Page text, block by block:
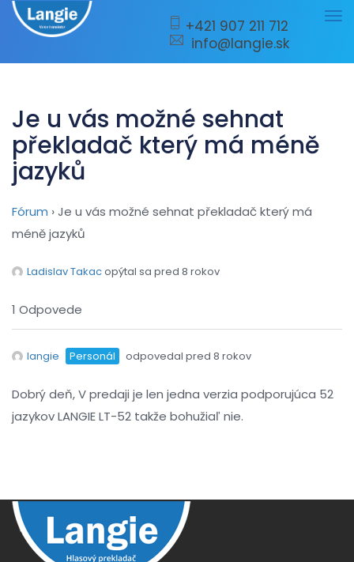
+421 907 211 712
info@langie.sk
Je u vás možné sehnat
překladač který má méně
jazyků
Fórum ›Je u vás možné sehnat překladač který má
méně jazyků
Ladislav Takacopýtal sa pred 8 rokov
1 Odpovede
langie Personál odpovedal pred 8 rokov
Dobrý deň, V predaji je len jedna verzia podporujúca 52
jazykov LANGIE LT-52 takže bohužiaľ nie.